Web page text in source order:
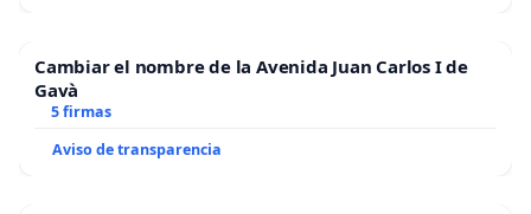
Cambiar el nombre de la Avenida Juan Carlos I de
Gavà
5 firmas
Aviso de transparencia